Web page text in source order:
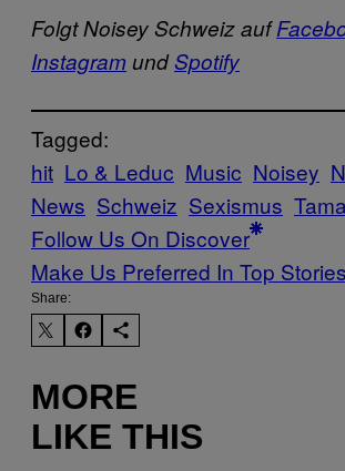
Folgt Noisey Schweiz auf
InstagramundSpotify
Tagged:
hit Lo & Leduc Music Noisey
News Schweiz Sexismus
Follow Us On Discover
Make Us Preferred In Top Stories
Share:
MORE
LIKE THIS